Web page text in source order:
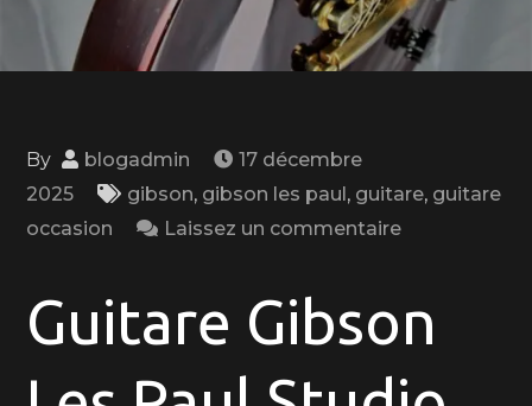
By blogadmin
17 décembre
2025
gibson, gibson les paul, guitare, guitare
occasion
Laissez un commentaireon
saisir
Trouvez
Guitare Gibson